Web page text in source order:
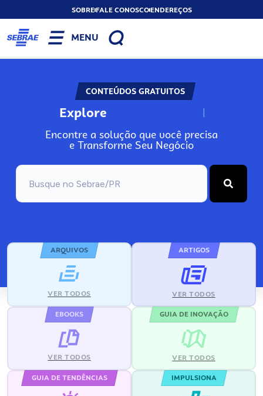
SOBREFALE CONOSCOENDEREÇOS
MENU
CONTEÚDOS GRATUITOS
Explore N
Encontre a solução que você precisa
e Transforme Seu Negócio
ARQUIVOS
VER TODOS
ARTIGOS
VER TODOS
EBOOKS
VER TODOS
GUIA DE INOVAÇÃO
VER TODOS
GUIA DE TENDÊNCIAS IMPULSIONA